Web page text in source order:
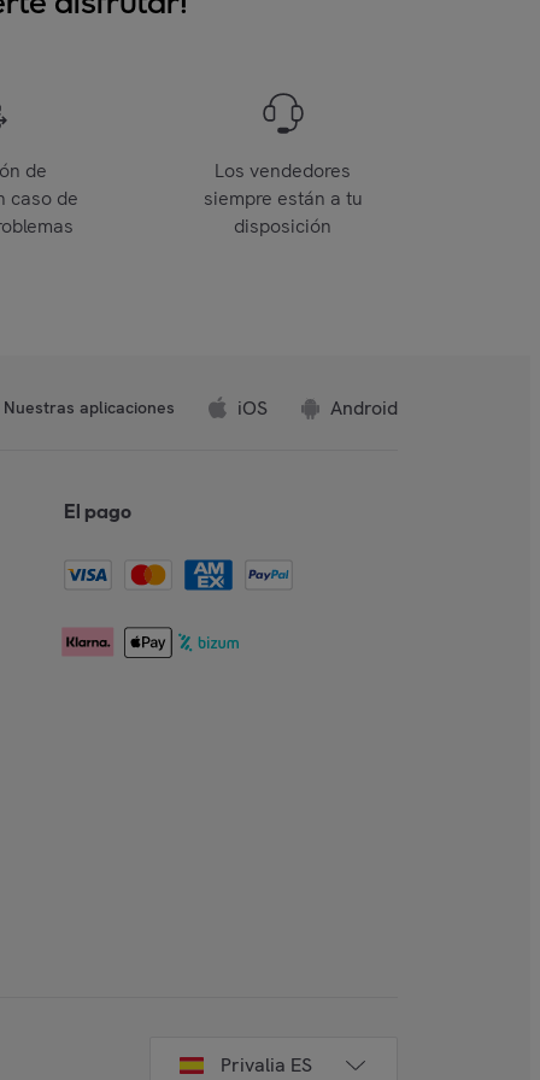
de
caso de
Los vendedores
siempre están a tu
disposición
Nuestras aplicaciones iOS Android
El pago
Privalia ES